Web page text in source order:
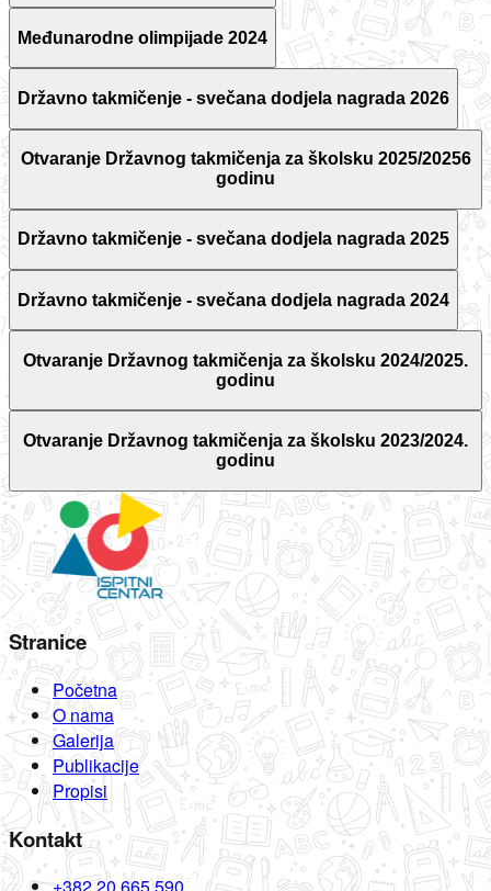
Međunarodne olimpijade 2024
Državno takmičenje - svečana dodjela nagrada 2026
Otvaranje Državnog takmičenja za školsku 2025/20256
godinu
Državno takmičenje - svečana dodjela nagrada 2025
Državno takmičenje - svečana dodjela nagrada 2024
Otvaranje Državnog takmičenja za školsku 2024/2025.
godinu
Otvaranje Državnog takmičenja za školsku 2023/2024.
godinu
Stranice
Početna
O nama
Galerija
Publikacije
Propisi
Kontakt